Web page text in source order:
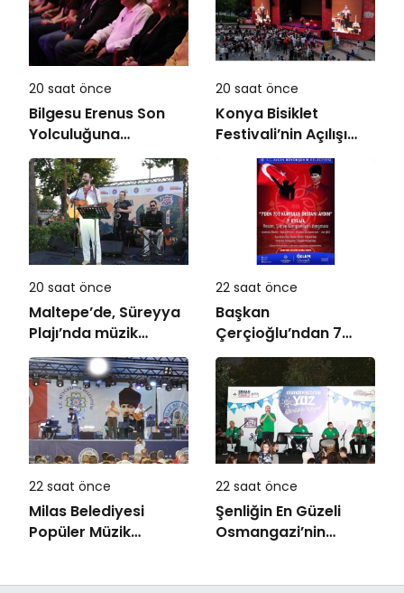
20 saat önce
Bilgesu Erenus Son
Yolculuğuna
Uğurlandı
20 saat önce
Konya Bisiklet
Festivali’nin Açılışı
Coşkuyla Gerçekleşti
20 saat önce
Maltepe’de, Süreyya
Plajı’nda müzik
ziyafeti
22 saat önce
Başkan
Çerçioğlu’ndan 7
Eylül Temalı Ödüllü
Resim, Şiir ve
Kompozisyon
Yarışması
22 saat önce
Milas Belediyesi
Popüler Müzik
22 saat önce
Şenliğin En Güzeli
Osmangazi’nin